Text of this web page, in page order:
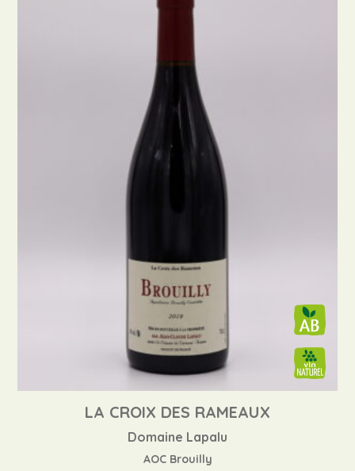
LA CROIX DES RAMEAUX
Domaine Lapalu
AOC Brouilly